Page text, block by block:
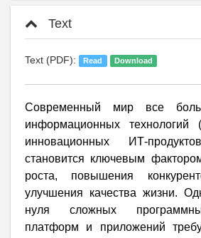
Text
Text (PDF): Read Download
Современный мир все
информационных технологий
инновационных ИТ-
становится ключевым
роста, повышения
улучшения качества жизни.
нуля сложных
платформ и приложений